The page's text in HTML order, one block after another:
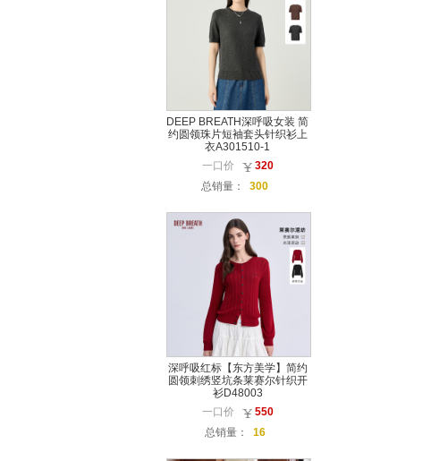
DEEP BREATH深呼吸女装 简
约圆领珠片短袖套头针织衫上
衣A301510-1
一口价
320
总销量：
300
深呼吸红标【东方美学】简约
圆领刺绣竖坑条莱赛尔针织开
衫D48003
一口价
550
总销量：
16